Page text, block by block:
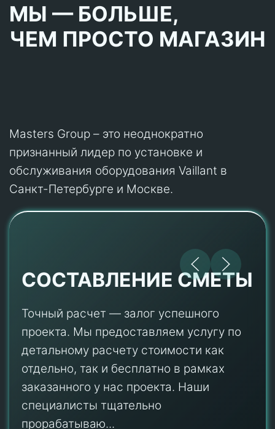
МЫ — БОЛЬШЕ,
ЧЕМ ПРОСТО МАГАЗИН
Masters Group – это неоднократно
признанный лидер по установке и
обслуживания оборудования Vaillant в
Санкт-Петербурге и Москве.
СОСТАВЛЕНИЕ СМЕТЫ
Точный расчет — залог успешного
проекта. Мы предоставляем услугу по
детальному расчету стоимости как
отдельно, так и бесплатно в рамках
заказанного у нас проекта. Наши
специалисты тщательно
прорабатываю...